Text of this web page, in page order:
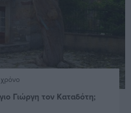
Γιώργη τον Καταδότη;